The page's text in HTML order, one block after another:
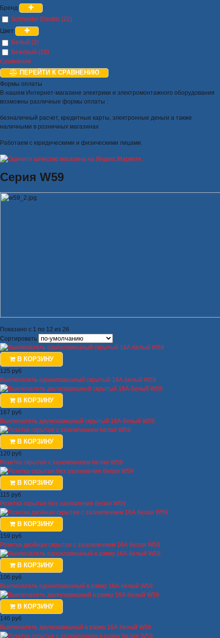
Бренд
Schneider Electric (22)
Цвет
Белый (2)
Бежевый (10)
Сравнение
ПЕРЕЙТИ К СРАВНЕНИЮ
Формы оплаты
В нашем Интернет-магазине электрики и электромонтажного оборудования
возможны различные формы оплаты :
безналичный расчет, кредитные карты, электронные деньги а также
наличными в розничных магазинах
Работаем с юридическими и физическими лицами.
Серия W59
Показано с 1 по 12 из 26
Сортировать
В КОРЗИНУ
125 руб
Выключатель одноклавишный скрытый 16А белый W59
В КОРЗИНУ
167 руб
Выключатель двухклавишный скрытый 16А белый W59
В КОРЗИНУ
120 руб
Розетка скрытая с заземлением белая W59
В КОРЗИНУ
115 руб
Розетка скрытая без заземления белая W59
В КОРЗИНУ
159 руб
Розетка двойная скрытая с заземлением 16А белая W59
В КОРЗИНУ
106 руб
Выключатель одноклавишный в рамку 16А белый W59
В КОРЗИНУ
146 руб
Выключатель двухклавишный в рамку 16А белый W59